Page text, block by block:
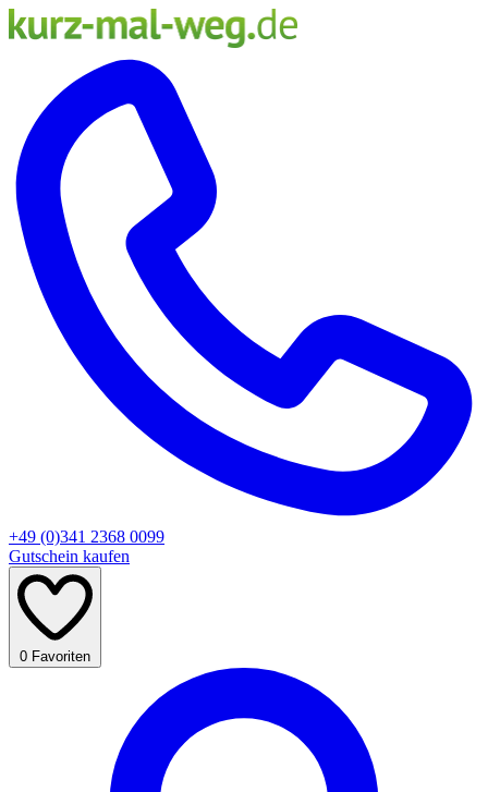
+49 (0)341 2368 0099
Gutschein kaufen
0 Favoriten